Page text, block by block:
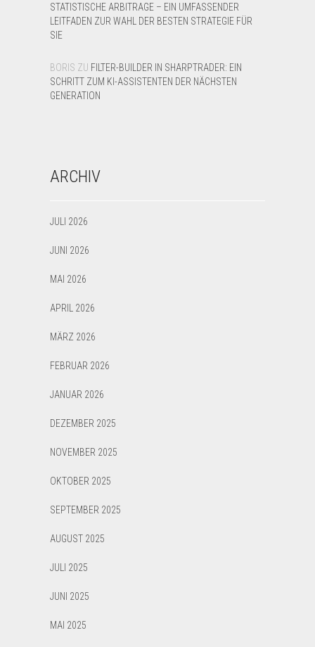
STATISTISCHE ARBITRAGE – EIN UMFASSENDER
LEITFADEN ZUR WAHL DER BESTEN STRATEGIE FÜR
SIE
BORIS ZU FILTER-BUILDER IN SHARPTRADER: EIN
SCHRITT ZUM KI-ASSISTENTEN DER NÄCHSTEN
GENERATION
ARCHIV
JULI 2026
JUNI 2026
MAI 2026
APRIL 2026
MÄRZ 2026
FEBRUAR 2026
JANUAR 2026
DEZEMBER 2025
NOVEMBER 2025
OKTOBER 2025
SEPTEMBER 2025
AUGUST 2025
JULI 2025
JUNI 2025
MAI 2025